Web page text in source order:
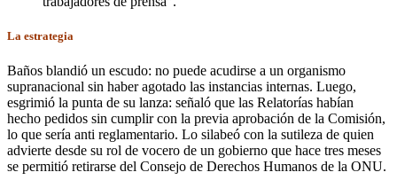
La estrategia
Baños blandió un escudo: no puede acudirse a un organismo
supranacional sin haber agotado las instancias internas. Luego,
esgrimió la punta de su lanza: señaló que las Relatorías habían
hecho pedidos sin cumplir con la previa aprobación de la Comisión,
lo que sería anti reglamentario. Lo silabeó con la sutileza de quien
advierte desde su rol de vocero de un gobierno que hace tres meses
se permitió retirarse del Consejo de Derechos Humanos de la ONU.